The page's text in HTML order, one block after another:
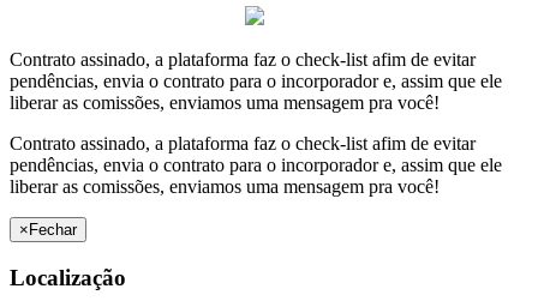
Contrato assinado, a plataforma faz o check-list afim de evitar
pendências, envia o contrato para o incorporador e, assim que ele
liberar as comissões, enviamos uma mensagem pra você!
Contrato assinado, a plataforma faz o check-list afim de evitar
pendências, envia o contrato para o incorporador e, assim que ele
liberar as comissões, enviamos uma mensagem pra você!
× Fechar
Localização